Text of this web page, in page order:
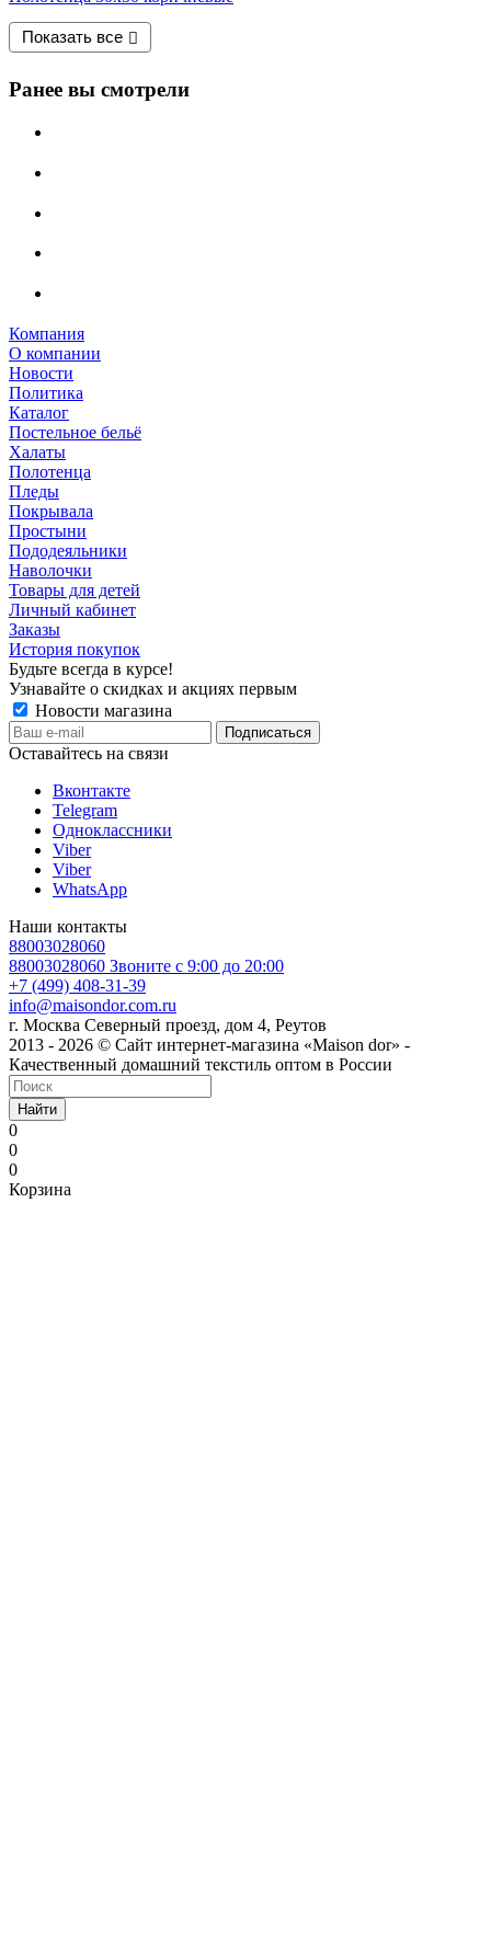
Показать все
Ранее вы смотрели
Компания
О компании
Новости
Политика
Каталог
Постельное бельё
Халаты
Полотенца
Пледы
Покрывала
Простыни
Пододеяльники
Наволочки
Товары для детей
Личный кабинет
Заказы
История покупок
Будьте всегда в курсе!
Узнавайте о скидках и акциях первым
Новости магазина
Оставайтесь на связи
Вконтакте
Telegram
Одноклассники
Viber
Viber
WhatsApp
Наши контакты
88003028060
88003028060 Звоните с 9:00 до 20:00
+7 (499) 408-31-39
info@maisondor.com.ru
г. Москва Северный проезд, дом 4, Реутов
2013 - 2026 © Сайт интернет-магазина «Maison dor» -
Качественный домашний текстиль оптом в России
Найти
0
0
0
Корзина